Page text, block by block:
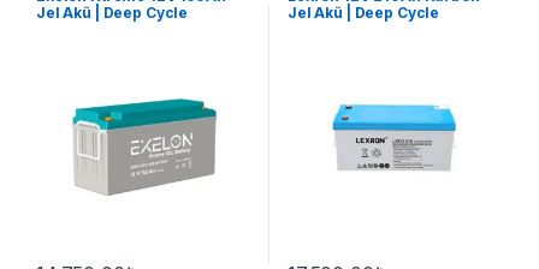
Jel Akü | Deep Cycle
Jel Akü | Deep Cycle